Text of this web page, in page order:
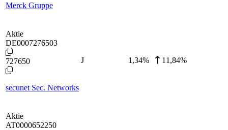
Merck Gruppe
Aktie
DE0007276503
727650
secunet Sec. Networks
J 1,34% 11,84%
Aktie
AT0000652250